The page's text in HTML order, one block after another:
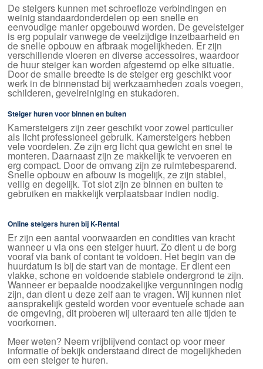
De steigers kunnen met schroefloze verbindingen en
weinig standaardonderdelen op een snelle en
eenvoudige manier opgebouwd worden. De gevelsteiger
is erg populair vanwege de veelzijdige inzetbaarheid en
de snelle opbouw en afbraak mogelijkheden. Er zijn
verschillende vloeren en diverse accessoires, waardoor
de huur steiger kan worden afgestemd op elke situatie.
Door de smalle breedte is de steiger erg geschikt voor
werk in de binnenstad bij werkzaamheden zoals voegen,
schilderen, gevelreiniging en stukadoren.
Steiger huren voor binnen en buiten
Kamersteigers zijn zeer geschikt voor zowel particulier
als licht professioneel gebruik. Kamersteigers hebben
vele voordelen. Ze zijn erg licht qua gewicht en snel te
monteren. Daarnaast zijn ze makkelijk te vervoeren en
erg compact. Door de omvang zijn ze ruimtebesparend.
Snelle opbouw en afbouw is mogelijk, ze zijn stabiel,
veilig en degelijk. Tot slot zijn ze binnen en buiten te
gebruiken en makkelijk verplaatsbaar indien nodig.
Online steigers huren bij K-Rental
Er zijn een aantal voorwaarden en condities van kracht
wanneer u via ons een steiger huurt. Zo dient u de borg
vooraf via bank of contant te voldoen. Het begin van de
huurdatum is bij de start van de montage. Er dient een
vlakke, schone en voldoende stabiele ondergrond te zijn.
Wanneer er bepaalde noodzakelijke vergunningen nodig
zijn, dan dient u deze zelf aan te vragen. Wij kunnen niet
aansprakelijk gesteld worden voor eventuele schade aan
de omgeving, dit proberen wij uiteraard ten alle tijden te
voorkomen.
Meer weten? Neem vrijblijvend contact op voor meer
informatie of bekijk onderstaand direct de mogelijkheden
om een steiger te huren.